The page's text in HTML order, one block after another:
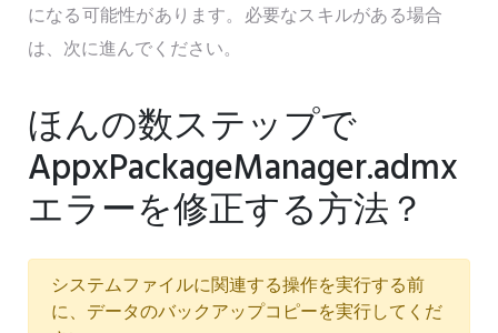
になる可能性があります。必要なスキルがある場合
は、次に進んでください。
ほんの数ステップで
AppxPackageManager.admx
エラーを修正する方法？
システムファイルに関連する操作を実行する前
に、データのバックアップコピーを実行してくだ